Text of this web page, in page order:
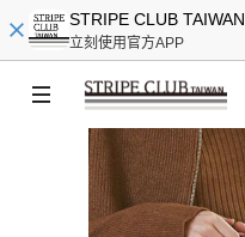
STRIPE CLUB TAIWAN
立刻使用官方APP